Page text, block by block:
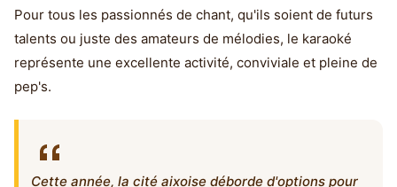
Pour tous les passionnés de chant, qu'ils soient de futurs
talents ou juste des amateurs de mélodies, le karaoké
représente une excellente activité, conviviale et pleine de
pep's.
Cette année, la cité aixoise déborde d'options pour